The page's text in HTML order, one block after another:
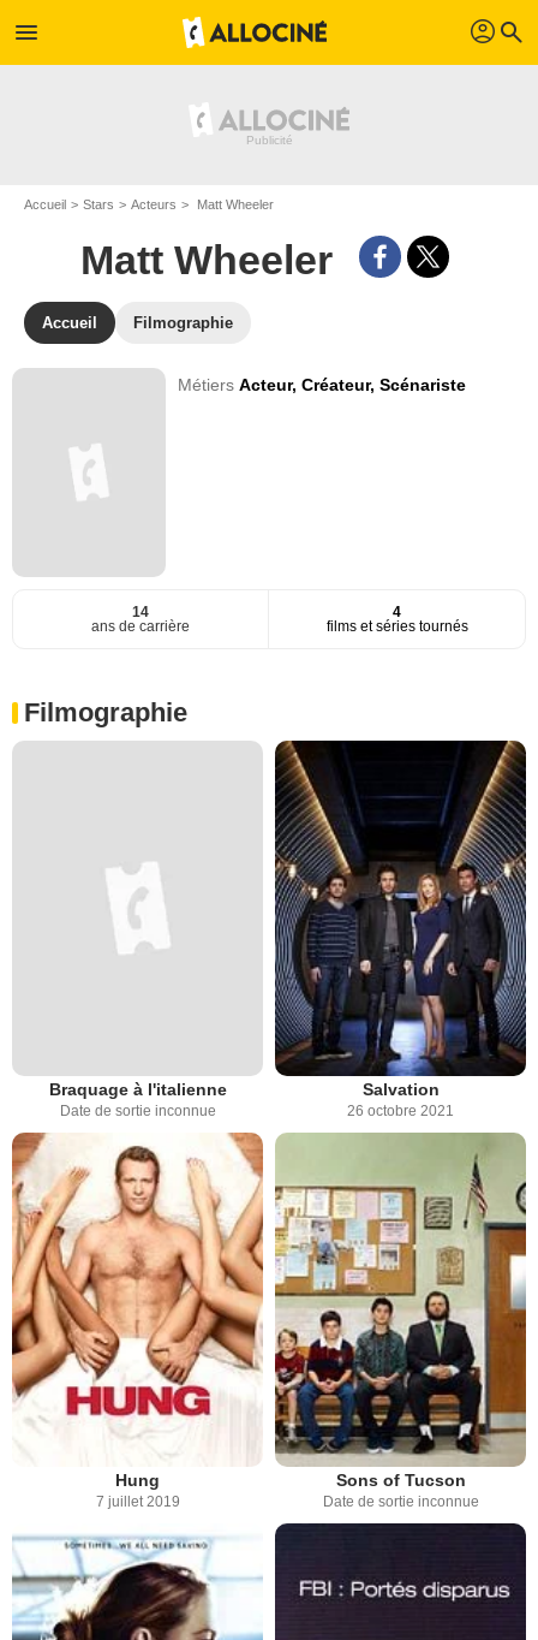
menu profil search
Accueil Stars Acteurs Matt Wheeler
Matt Wheeler
Accueil Filmographie
MétiersActeur,Créateur,Scénariste
14
ans de carrière
4
films et séries tournés
Filmographie
Braquage à l'italienne
Date de sortie inconnue
Salvation
26 octobre 2021
Hung
7 juillet 2019
Sons of Tucson
Date de sortie inconnue